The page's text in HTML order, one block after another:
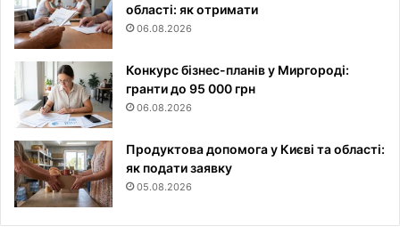
області: як отримати
06.08.2026
Конкурс бізнес-планів у Миргороді:
гранти до 95 000 грн
06.08.2026
Продуктова допомога у Києві та області:
як подати заявку
05.08.2026